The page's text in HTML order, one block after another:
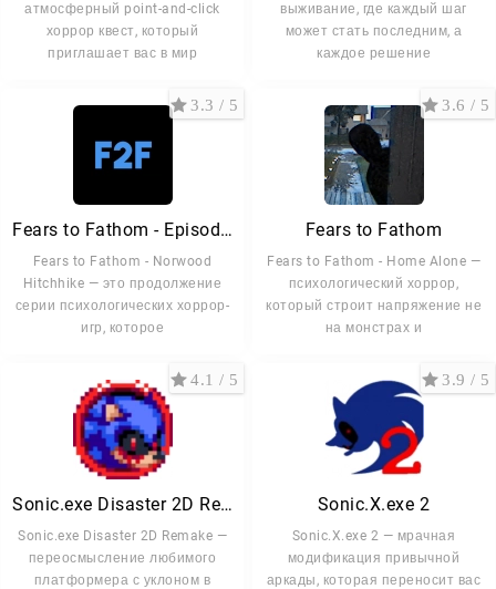
атмосферный point-and-click
хоррор квест, который
приглашает вас в мир
выживание, где каждый шаг
может стать последним, а
каждое решение
Fears to Fathom - Episode 2
Fears to Fathom - Norwood
Hitchhike — это продолжение
серии психологических хоррор-
игр, которое
3.3 / 5
Fears to Fathom
Fears to Fathom - Home Alone —
психологический хоррор,
который строит напряжение не
на монстрах и
3.6 / 5
Sonic.exe Disaster 2D Remake
Sonic.exe Disaster 2D Remake —
переосмысление любимого
платформера с уклоном в
4.1 / 5
Sonic.X.exe 2
Sonic.X.exe 2 — мрачная
модификация привычной
аркады, которая переносит вас
3.9 / 5